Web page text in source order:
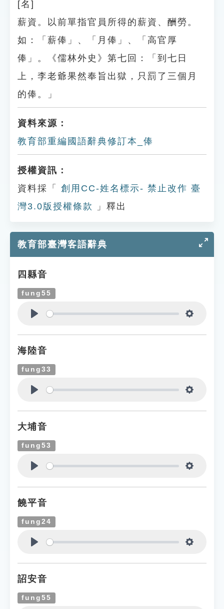
[名]
薪資。以前單指官員所得的薪資、酬勞。
如：「薪俸」、「月俸」、「高官厚
俸」。《儒林外史》第七回：「到七日
上，李老爺果然奉旨出獄，只罰了三個月
的俸。」
資料來源：
教育部重編國語辭典修訂本_俸
授權資訊：
資料採「
創用CC-姓名標示- 禁止改作 臺
灣3.0版授權條款
」釋出
教育部臺灣客語辭典
四縣音
fung55
海陸音
fung33
大埔音
fung53
饒平音
fung24
詔安音
fung55